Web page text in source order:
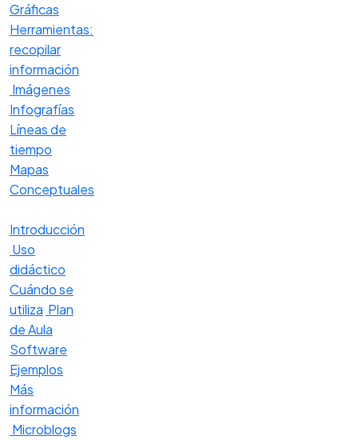
Gráficas
Herramientas:
recopilar
información
Imágenes
Infografías
Líneas de
tiempo
Mapas
Conceptuales
Introducción
Uso
didáctico
Cuándo se
utiliza Plan
de Aula
Software
Ejemplos
Más
información
Microblogs